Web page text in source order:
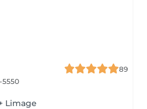
89
5550
Limage